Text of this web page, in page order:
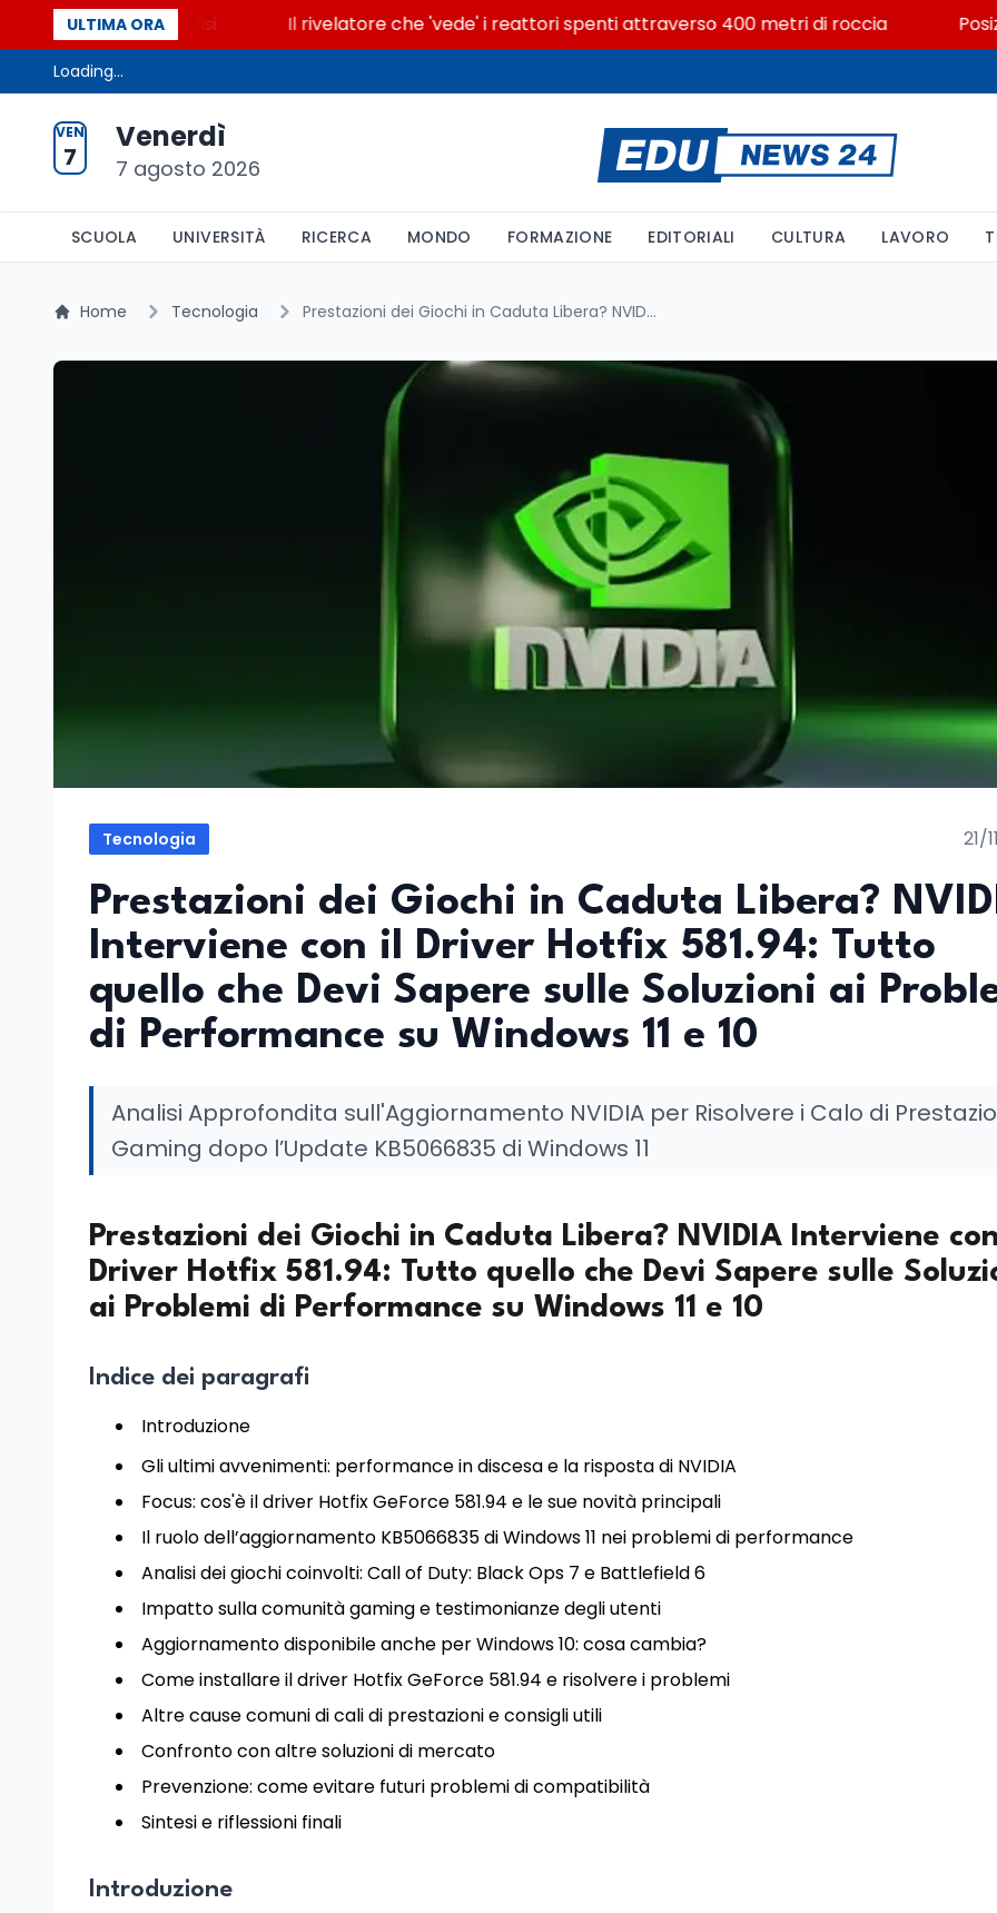
ULTIMA ORA
la glicolisi Il rivelatore che 'vede' i reattori spenti attraverso 400 metri di roccia Posizioni
Loading...
VEN
7
Venerdì
7 agosto 2026
SCUOLA UNIVERSITÀ RICERCA MONDO FORMAZIONE EDITORIALI CULTURA LAVORO
Home Tecnologia Prestazioni dei Giochi in Caduta Libera? NVIDIA Interviene con il Driver Hotfix 581.94: Tutto quello che Devi Sapere sulle Soluzioni ai Problemi di Performance su Windows 11 e 10
Tecnologia 21/
Prestazioni dei Giochi in Caduta Libera?
Interviene con il Driver Hotfix 581.94: Tutto
quello che Devi Sapere sulle Soluzioni ai
di Performance su Windows 11 e 10
Analisi Approfondita sull'Aggiornamento NVIDIA per Risolvere i Calo di
Gaming dopo l’Update KB5066835 di Windows 11
Prestazioni dei Giochi in Caduta Libera? NVIDIA Interviene
Driver Hotfix 581.94: Tutto quello che Devi Sapere sulle
ai Problemi di Performance su Windows 11 e 10
Indice dei paragrafi
Introduzione
Gli ultimi avvenimenti: performance in discesa e la risposta di NVIDIA
Focus: cos'è il driver Hotfix GeForce 581.94 e le sue novità principali
Il ruolo dell’aggiornamento KB5066835 di Windows 11 nei problemi di performance
Analisi dei giochi coinvolti: Call of Duty: Black Ops 7 e Battlefield 6
Impatto sulla comunità gaming e testimonianze degli utenti
Aggiornamento disponibile anche per Windows 10: cosa cambia?
Come installare il driver Hotfix GeForce 581.94 e risolvere i problemi
Altre cause comuni di cali di prestazioni e consigli utili
Confronto con altre soluzioni di mercato
Prevenzione: come evitare futuri problemi di compatibilità
Sintesi e riflessioni finali
Introduzione